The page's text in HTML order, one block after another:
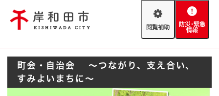
閲
助
防
緊
急
Foreign language
やさしい日本語
防災・緊急情報 救急・消防
AED設置箇所
町会・自治会 ～つながり、支え合い、
すみよいまちに～